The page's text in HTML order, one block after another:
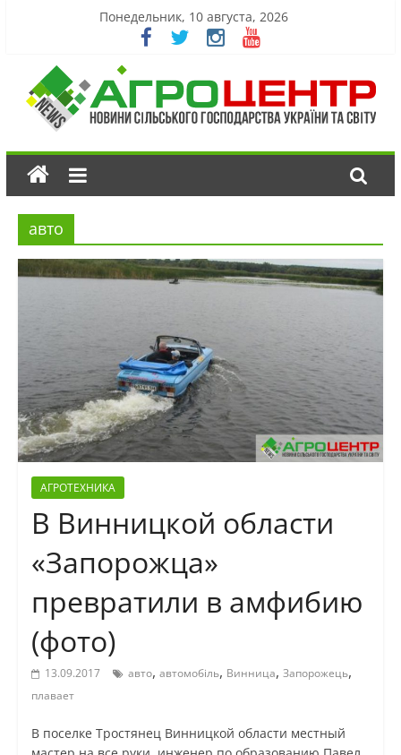
Понедельник, 10 августа, 2026
авто
АГРОТЕХНИКА
В Винницкой области
«Запорожца»
превратили в амфибию
(фото)
13.09.2017 авто, автомобіль, Винница, Запорожець,
плавает
В поселке Тростянец Винницкой области местный